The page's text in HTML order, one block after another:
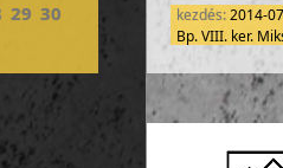
29 30
kezdés:2014-
Bp. VIII. ker.
kezdés:2014-
Bp. VIII. ker.